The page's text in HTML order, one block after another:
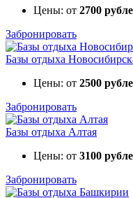
Цены: от 2700
Забронировать
Базы отдыха
Цены: от 2500
Забронировать
Базы отдыха Алтая
Цены: от 3100
Забронировать